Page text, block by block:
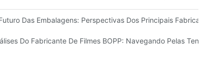
Das Embalagens: Perspectivas Dos Principais
O Seu Negócio
Do Fabricante De Filmes BOPP: Navegando Pelas